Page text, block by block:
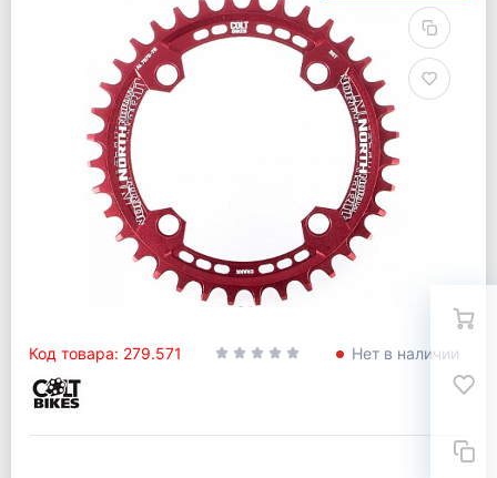
Код товара: 279.571 Нет в наличии